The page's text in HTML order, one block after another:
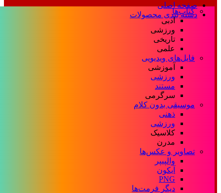
صفحه اصلی
دسته بندی محصولات
کتاب‌ها
ادبی
ورزشی
تاریخی
علمی
فایل‌های ویدیویی
آموزشی
ورزشی
مستند
سرگرمی
موسیقی بدون کلام
ذهنی
ورزشی
کلاسیک
مدرن
تصاویر و عکس‌ها
والپیپر
آیکون
PNG
دیگر فرمت‌ها